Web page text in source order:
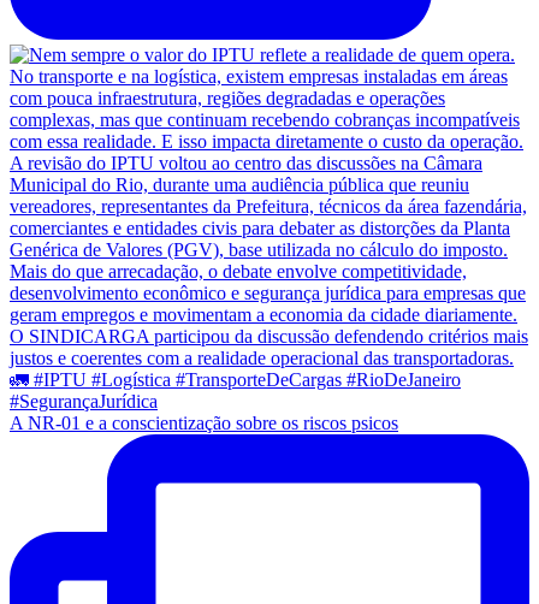
A NR-01 e a conscientização sobre os riscos psicos